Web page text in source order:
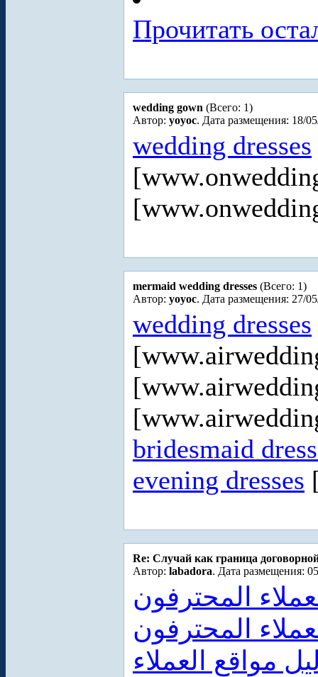
Прочитать
wedding gown (Всего: 1)
Автор: yoyoc. Дата размещения: 18/
wedding dresses
mermaid wedding dresses (Всего: 1)
Автор: yoyoc. Дата размещения: 27/
wedding dresses
bridesmaid
evening dresses
Re: Случай как граница
Автор: labadora. Дата размещения:
المحترفون
المحترفون
مواقع العملاء